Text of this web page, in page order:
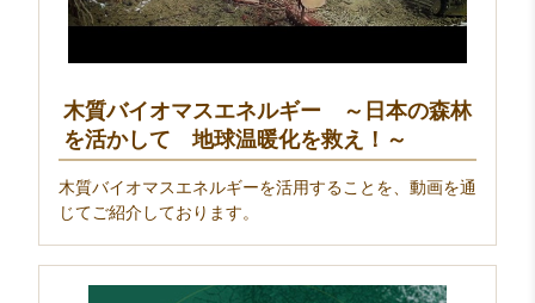
木質バイオマスエネルギー ～日本の森林
を活かして 地球温暖化を救え！～
木質バイオマスエネルギーを活用することを、動画を通
じてご紹介しております。